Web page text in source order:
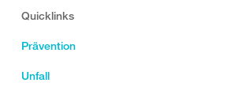
Quicklinks
Prävention
Unfall